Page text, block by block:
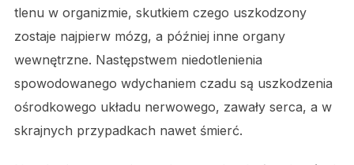
tlenu w organizmie, skutkiem czego uszkodzony
zostaje najpierw mózg, a później inne organy
wewnętrzne. Następstwem niedotlenienia
spowodowanego wdychaniem czadu są uszkodzenia
ośrodkowego układu nerwowego, zawały serca, a w
skrajnych przypadkach nawet śmierć.